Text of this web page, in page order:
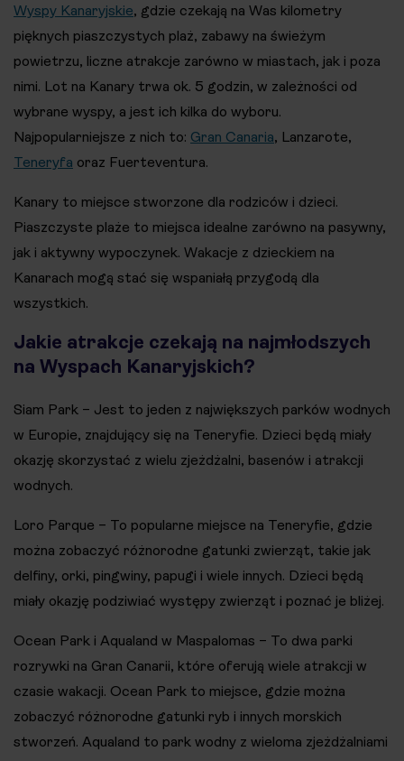
Wyspy Kanaryjskie, gdzie czekają na Was kilometry
pięknych piaszczystych plaż, zabawy na świeżym
powietrzu, liczne atrakcje zarówno w miastach, jak i poza
nimi. Lot na Kanary trwa ok. 5 godzin, w zależności od
wybrane wyspy, a jest ich kilka do wyboru.
Najpopularniejsze z nich to: Gran Canaria, Lanzarote,
Teneryfa oraz Fuerteventura.
Kanary to miejsce stworzone dla rodziców i dzieci.
Piaszczyste plaże to miejsca idealne zarówno na pasywny,
jak i aktywny wypoczynek. Wakacje z dzieckiem na
Kanarach mogą stać się wspaniałą przygodą dla
wszystkich.
Jakie atrakcje czekają na najmłodszych
na Wyspach Kanaryjskich?
Siam Park – Jest to jeden z największych parków wodnych
w Europie, znajdujący się na Teneryfie. Dzieci będą miały
okazję skorzystać z wielu zjeżdżalni, basenów i atrakcji
wodnych.
Loro Parque – To popularne miejsce na Teneryfie, gdzie
można zobaczyć różnorodne gatunki zwierząt, takie jak
delfiny, orki, pingwiny, papugi i wiele innych. Dzieci będą
miały okazję podziwiać występy zwierząt i poznać je bliżej.
Ocean Park i Aqualand w Maspalomas – To dwa parki
rozrywki na Gran Canarii, które oferują wiele atrakcji w
czasie wakacji. Ocean Park to miejsce, gdzie można
zobaczyć różnorodne gatunki ryb i innych morskich
stworzeń. Aqualand to park wodny z wieloma zjeżdżalniami